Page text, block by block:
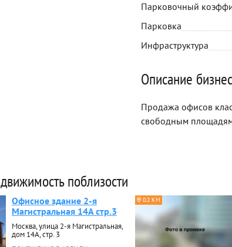
Парковочный
Парковка
Инфраструктура
Описание
Продажа офисов
свободным
поблизости
Офисное здание 2-я
Магистральная 14А стр.3
Москва, улица 2-я Магистральная,
дом 14А, стр. 3
0.2 КМ